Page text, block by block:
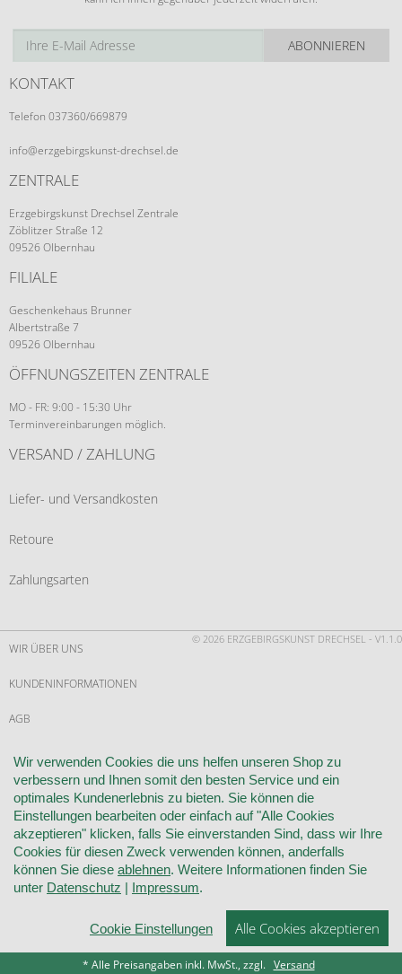
ABONNIEREN
KONTAKT
Telefon 037360/669879
info@erzgebirgskunst-drechsel.de
ZENTRALE
Erzgebirgskunst Drechsel Zentrale
Zöblitzer Straße 12
09526 Olbernhau
FILIALE
Geschenkehaus Brunner
Albertstraße 7
09526 Olbernhau
ÖFFNUNGSZEITEN ZENTRALE
MO - FR: 9:00 - 15:30 Uhr
Terminvereinbarungen möglich.
VERSAND / ZAHLUNG
Liefer- und Versandkosten
Retoure
Zahlungsarten
© 2026 ERZGEBIRGSKUNST DRECHSEL - V1.1.0
WIR ÜBER UNS
KUNDENINFORMATIONEN
AGB
WIDERRUF
VERTRAG WIDERRUFEN
KONTAKT
DATENSCHUTZ
COOKIE-EINSTELLUNGEN
* Alle Preisangaben inkl. MwSt., zzgl. Versand
Wir verwenden Cookies die uns helfen unseren Shop zu
verbessern und Ihnen somit den besten Service und ein
optimales Kundenerlebnis zu bieten. Sie können die
Einstellungen bearbeiten oder einfach auf "Alle Cookies
akzeptieren" klicken, falls Sie einverstanden Sind, dass wir Ihre
Cookies für diesen Zweck verwenden können, anderfalls
können Sie diese ablehnen. Weitere Informationen finden Sie
unter Datenschutz | Impressum.
Cookie Einstellungen Alle Cookies akzeptieren